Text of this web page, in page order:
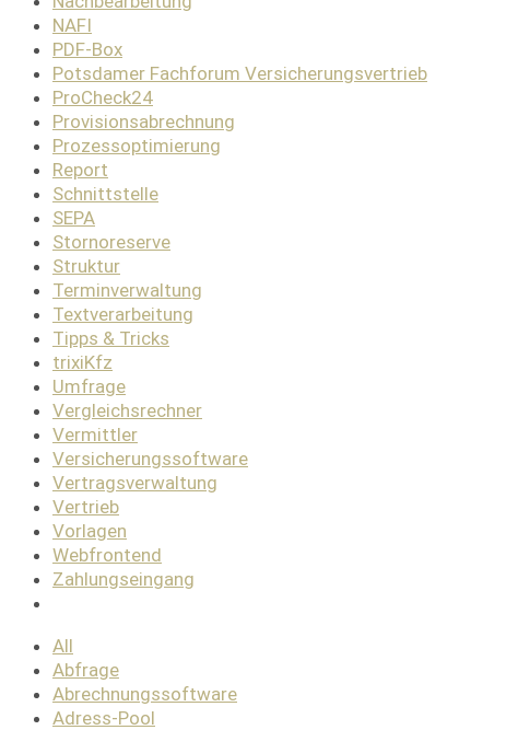
NAFI
PDF-Box
Potsdamer Fachforum Versicherungsvertrieb
ProCheck24
Provisionsabrechnung
Prozessoptimierung
Report
Schnittstelle
SEPA
Stornoreserve
Struktur
Terminverwaltung
Textverarbeitung
Tipps & Tricks
trixiKfz
Umfrage
Vergleichsrechner
Vermittler
Versicherungssoftware
Vertragsverwaltung
Vertrieb
Vorlagen
Webfrontend
Zahlungseingang
All
Abfrage
Abrechnungssoftware
Adress-Pool